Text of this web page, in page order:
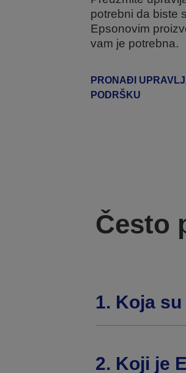
potrebni da biste
Epsonovim
vam je potrebna.
PRONAĐI
PODRŠKU
Često
1. Koja
2. Koji je